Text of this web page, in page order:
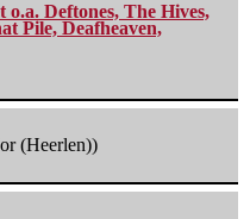
Deftones, The Hives,
Pile, Deafheaven,
(Heerlen))